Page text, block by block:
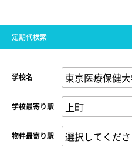
定期代検索
学校名
学校最寄り駅
物件最寄り駅